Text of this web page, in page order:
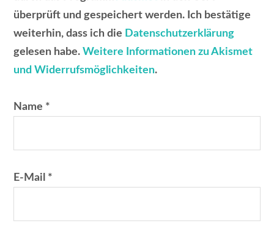
überprüft und gespeichert werden. Ich bestätige
weiterhin, dass ich die Datenschutzerklärung
gelesen habe. Weitere Informationen zu Akismet
und Widerrufsmöglichkeiten.
Name *
E-Mail *